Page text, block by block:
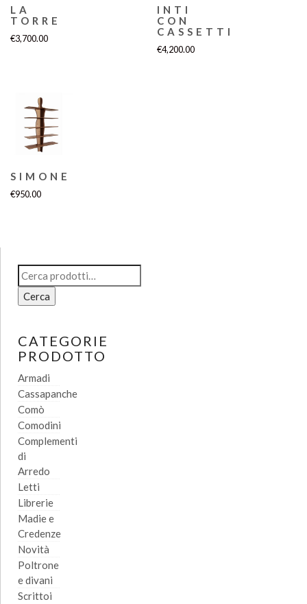
LA
TORRE
€3,700.00
INTI
CON
CASSETTI
€4,200.00
SIMONE
€950.00
Cerca:
Cerca
CATEGORIE
PRODOTTO
Armadi
Cassapanche
Comò
Comodini
Complementi
di
Arredo
Letti
Librerie
Madie e
Credenze
Novità
Poltrone
e divani
Scrittoi